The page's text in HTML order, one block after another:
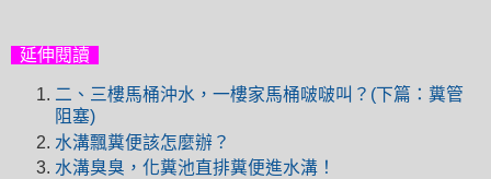
延伸閱讀
二、三樓馬桶沖水，一樓家馬桶啵啵叫？(下篇：糞管
阻塞)
水溝飄糞便該怎麼辦？
水溝臭臭，化糞池直排糞便進水溝！